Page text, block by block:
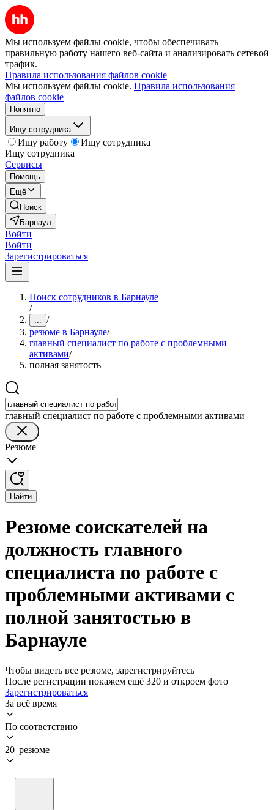
Мы используем файлы cookie, чтобы обеспечивать
правильную работу нашего веб-сайта и анализировать сетевой
трафик.
Правила использования файлов cookie
Мы используем файлы cookie. Правила использования
файлов cookie
Понятно
Ищу сотрудника
Ищу работу
Ищу сотрудника
Ищу сотрудника
Сервисы
Помощь
Ещё
Поиск
Барнаул
Войти
Войти
Зарегистрироваться
Поиск сотрудников в Барнауле
/
... /
резюме в Барнауле/
главный специалист по работе с проблемными
активами/
полная занятость
главный специалист по работе с проблемными активами
Резюме
Найти
Резюме соискателей на
должность главного
специалиста по работе с
проблемными активами с
полной занятостью в
Барнауле
Чтобы видеть все резюме, зарегистрируйтесь
После регистрации покажем ещё 320 и откроем фото
Зарегистрироваться
За всё время
По соответствию
20 резюме